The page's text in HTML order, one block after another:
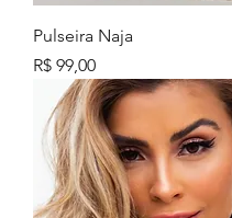
Pulseira Naja
Preço
R$ 99,00